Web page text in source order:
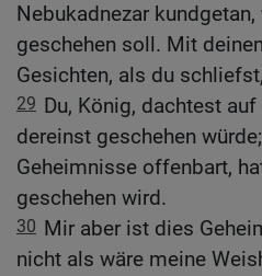
Nebukadnezar
geschehen soll. Mit
Gesichten, als du
29 Du, König, dachtest
dereinst geschehen
Geheimnisse offenbart,
geschehen wird.
30 Mir aber ist dies
nicht als wäre meine